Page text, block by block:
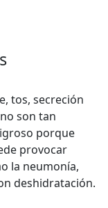
tos, secreción
son tan
porque
provocar
la neumonía,
deshidratación.